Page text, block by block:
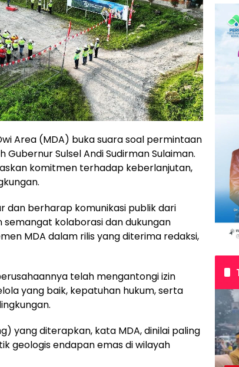
Area (MDA) buka suara soal permintaan
Sulsel Andi Sudirman Sulaiman.
komitmen terhadap keberlanjutan,
dan berharap komunikasi publik dari
kolaborasi dan dukungan
MDA dalam rilis yang diterima redaksi,
telah mengantongi izin
yang baik, kepatuhan hukum, serta
yang diterapkan, kata MDA, dinilai paling
geologis endapan emas di wilayah